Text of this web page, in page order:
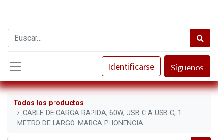
Identificarse Síguenos
Todos los productos
CABLE DE CARGA RAPIDA, 60W, USB C A USB C, 1
METRO DE LARGO. MARCA PHONENCIA